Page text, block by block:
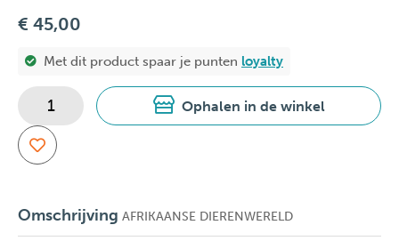
€ 45,00
Met dit product spaar je punten loyalty
Ophalen in de winkel
Omschrijving AFRIKAANSE DIERENWERELD